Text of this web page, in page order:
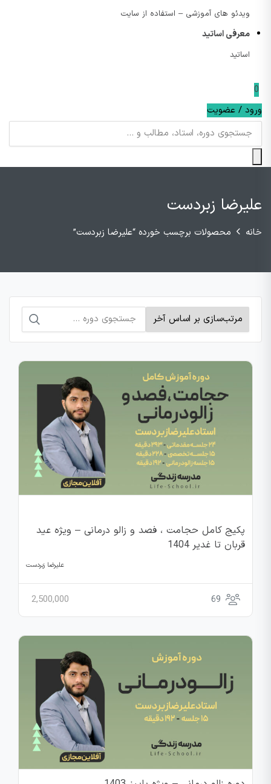
ویدئو های آموزشی – استفاده از سایت
معرفی اساتید
اساتید
0
ورود / عضویت
علیرضا زبردست
خانه محصولات برچسب خورده “علیرضا زبردست”
جستجو
برای:
پکیج کامل حجامت ، فصد و زالو درمانی – ویژه عید
قربان تا غدیر 1404
علیرضا زبردست
69
2,500,000